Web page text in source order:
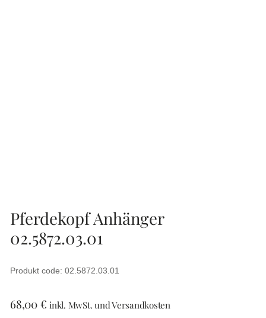
Pferdekopf Anhänger
02.5872.03.01
Produkt code: 02.5872.03.01
68,00€ inkl. MwSt. und Versandkosten